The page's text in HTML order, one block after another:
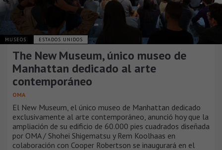
MUSEOS ESTADOS UNIDOS
The New Museum, único museo de
Manhattan dedicado al arte
contemporáneo
OMA
El New Museum, el único museo de Manhattan dedicado
exclusivamente al arte contemporáneo, anunció hoy que la
ampliación de su edificio de 60.000 pies cuadrados diseñada
por OMA / Shohei Shigematsu y Rem Koolhaas en
colaboración con Cooper Robertson se inaugurará en el